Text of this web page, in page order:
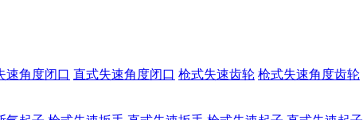
速角度闭口 直式失速角度闭口 枪式失速齿轮 枪式失速角度齿轮